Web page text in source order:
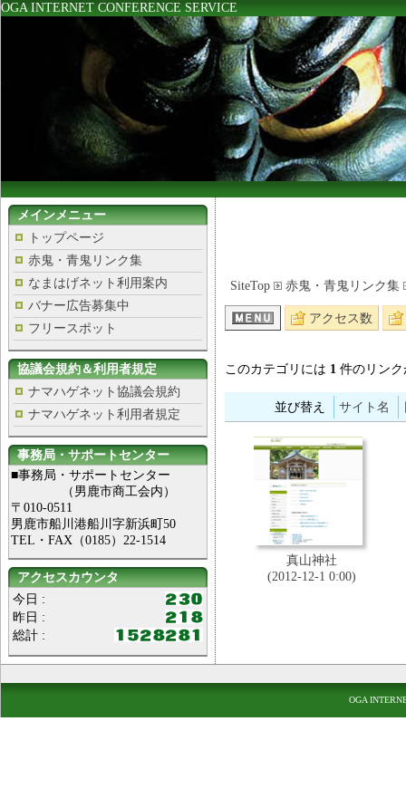
OGA INTERNET CONFERENCE SERVICE
メインメニュー
トップページ
赤鬼・青鬼リンク集
なまはげネット利用案内
バナー広告募集中
フリースポット
協議会規約＆利用者規定
ナマハゲネット協議会規約
ナマハゲネット利用者規定
事務局・サポートセンター
■事務局・サポートセンター
（男鹿市商工会内）
〒010-0511
男鹿市船川港船川字新浜町50
TEL・FAX（0185）22-1514
アクセスカウンタ
今日 :
昨日 :
総計 :
SiteTop 赤鬼・青鬼リンク集
アクセス数
このカテゴリには 1 件のリン
並び替え サイト名
真山神社
(2012-12-1 0:00)
OGA